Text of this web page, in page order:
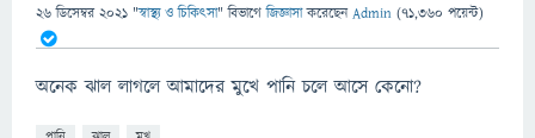
26 ডিসেম্বর 2021 "স্বাস্থ্য ও চিকিৎসা" বিভাগে জিজ্ঞাসাকরেছেনAdmin (71,360 পয়েন্ট)
অনেক ঝাল লাগলে আমাদের মুখে পানি চলে আসে কেনো?